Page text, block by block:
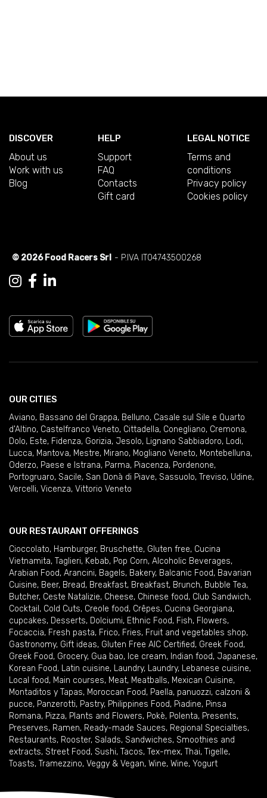
DISCOVER
About us
Work with us
Blog
HELP
Support
FAQ
Contacts
Gift card
LEGAL NOTICE
Terms and
conditions
Privacy policy
Cookies policy
© 2026 Food Racers Srl - P.IVA IT04743500268
OUR CITIES
Aviano, Bassano del Grappa, Belluno, Casale sul Sile e Quarto
d'Altino, Castelfranco Veneto, Cittadella, Conegliano, Cremona,
Dolo, Este, Fidenza, Gorizia, Jesolo, Lignano Sabbiadoro, Lodi,
Lucca, Mantova, Mestre, Mirano, Mogliano Veneto, Montebelluna,
Oderzo, Paese e Istrana, Parma, Piacenza, Pordenone,
Portogruaro, Sacile, San Donà di Piave, Sassuolo, Treviso, Udine,
Vercelli, Vicenza, Vittorio Veneto
OUR RESTAURANT OFFERINGS
Cioccolato, Hamburger, Bruschette, Gluten free, Cucina
Vietnamita, Taglieri, Kebab, Pop Corn, Alcoholic Beverages,
Arabian Food, Arancini, Bagels, Bakery, Balcanic Food, Bavarian
Cuisine, Beer, Bread, Breakfast, Breakfast, Brunch, Bubble Tea,
Butcher, Ceste Natalizie, Cheese, Chinese food, Club Sandwich,
Cocktail , Cold Cuts, Creole food, Crêpes, Cucina Georgiana,
cupcakes, Desserts, Dolciumi, Ethnic Food, Fish, Flowers,
Focaccia, Fresh pasta, Frico, Fries, Fruit and vegetables shop,
Gastronomy, Gift ideas, Gluten Free AIC Certified, Greek Food,
Greek Food, Grocery, Gua bao, Ice cream, Indian food, Japanese,
Korean Food, Latin cuisine, Laundry, Laundry, Lebanese cuisine,
Local food, Main courses, Meat, Meatballs, Mexican Cuisine,
Montaditos y Tapas, Moroccan Food, Paella, panuozzi, calzoni &
pucce, Panzerotti, Pastry, Philippines Food, Piadine, Pinsa
Romana, Pizza, Plants and Flowers, Pokè, Polenta, Presents,
Preserves, Ramen, Ready-made Sauces, Regional Specialties,
Restaurants, Rooster, Salads, Sandwiches, Smoothies and
extracts, Street Food, Sushi, Tacos, Tex-mex, Thai, Tigelle,
Toasts, Tramezzino, Veggy & Vegan, Wine, Wine, Yogurt